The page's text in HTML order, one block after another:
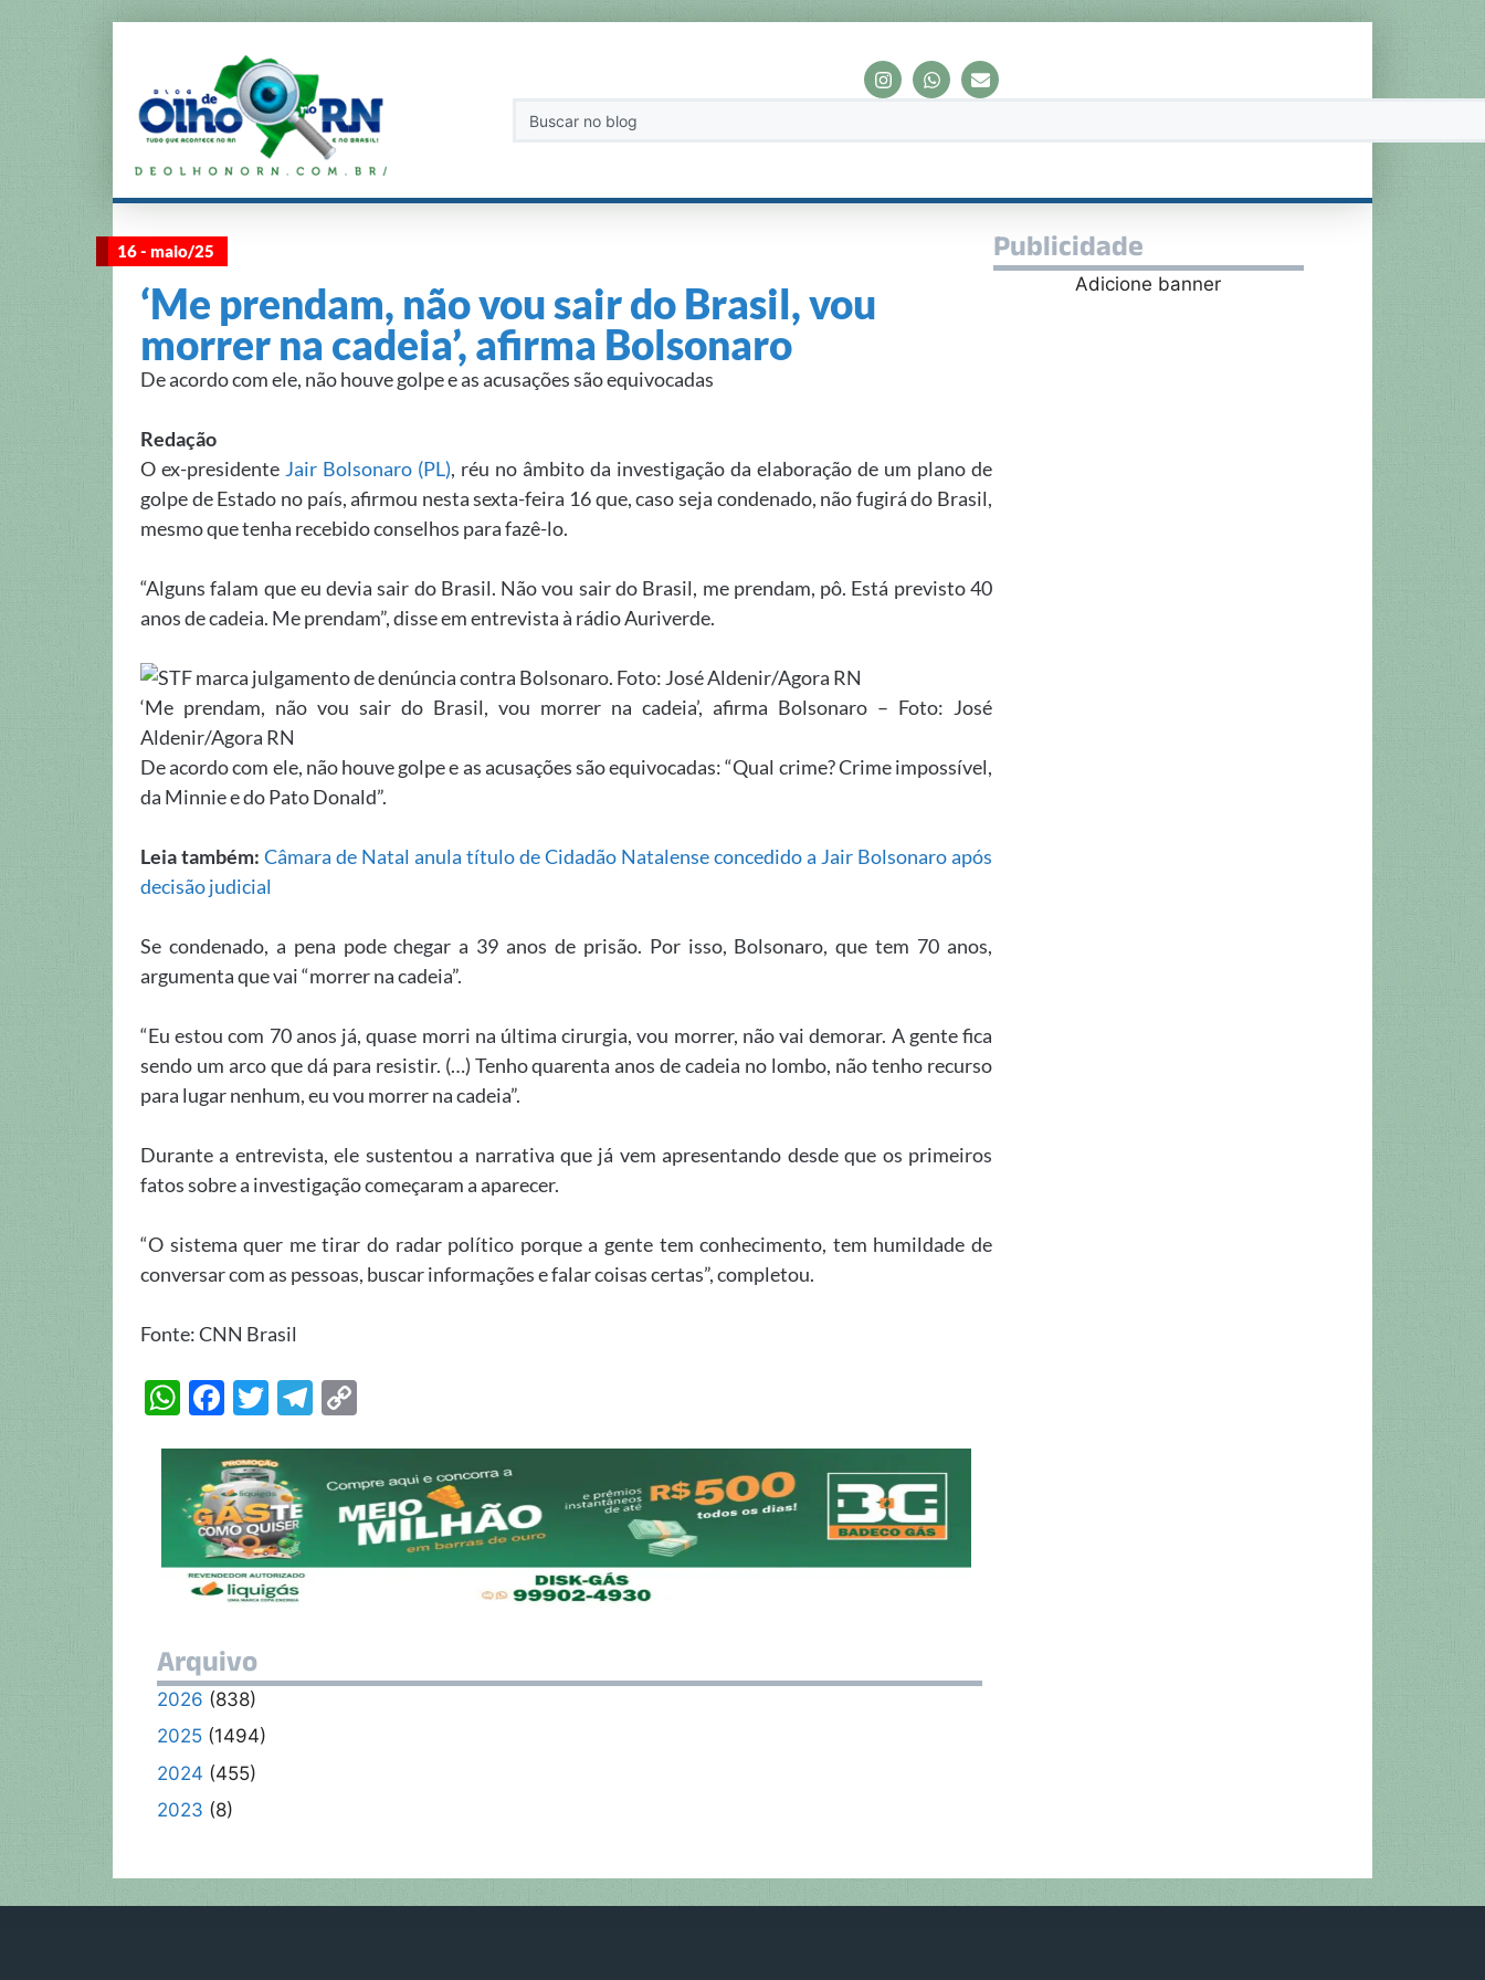
16 - maio/25
‘Me prendam, não vou sair do Brasil, vou
morrer na cadeia’, afirma Bolsonaro
De acordo com ele, não houve golpe e as acusações são equivocadas
Redação
O ex-presidente Jair Bolsonaro (PL), réu no âmbito da investigação da elaboração de um plano de
golpe de Estado no país, afirmou nesta sexta-feira 16 que, caso seja condenado, não fugirá do Brasil,
mesmo que tenha recebido conselhos para fazê-lo.
“Alguns falam que eu devia sair do Brasil. Não vou sair do Brasil, me prendam, pô. Está previsto 40
anos de cadeia. Me prendam”, disse em entrevista à rádio Auriverde.
‘Me prendam, não vou sair do Brasil, vou morrer na cadeia’, afirma Bolsonaro – Foto: José
Aldenir/Agora RN
De acordo com ele, não houve golpe e as acusações são equivocadas: “Qual crime? Crime impossível,
da Minnie e do Pato Donald”.
Leia também: Câmara de Natal anula título de Cidadão Natalense concedido a Jair Bolsonaro após
decisão judicial
Se condenado, a pena pode chegar a 39 anos de prisão. Por isso, Bolsonaro, que tem 70 anos,
argumenta que vai “morrer na cadeia”.
“Eu estou com 70 anos já, quase morri na última cirurgia, vou morrer, não vai demorar. A gente fica
sendo um arco que dá para resistir. (…) Tenho quarenta anos de cadeia no lombo, não tenho recurso
para lugar nenhum, eu vou morrer na cadeia”.
Durante a entrevista, ele sustentou a narrativa que já vem apresentando desde que os primeiros
fatos sobre a investigação começaram a aparecer.
“O sistema quer me tirar do radar político porque a gente tem conhecimento, tem humildade de
conversar com as pessoas, buscar informações e falar coisas certas”, completou.
Fonte: CNN Brasil
W
s
A
p
p
F
e
b
o
o
k
T
itt
er
T
gr
m
y
Li
n
Arquivo
2026 (838)
2025 (1494)
2024 (455)
2023 (8)
Publicidade
Adicione banner